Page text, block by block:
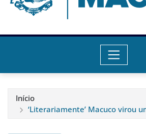
Início
‘Literariamente’ Macuco virou